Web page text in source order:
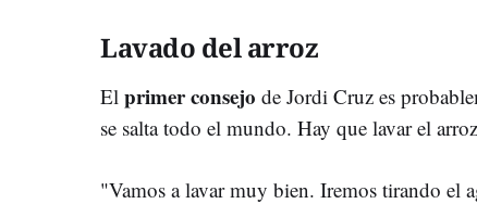
Lavado del arroz
El primer consejo de Jordi Cruz es
se salta todo el mundo. Hay que lavar el
"Vamos a lavar muy bien. Iremos tirando el